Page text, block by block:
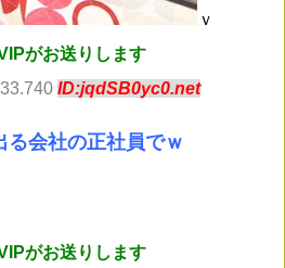
ｖ
がお送りします
ID:jqdSB0yc0.net
る会社の正社員でｗ
がお送りします